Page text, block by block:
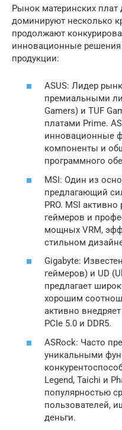
Рынок материнских
доминируют несколько
продолжают
инновационные
продукции:
ASUS: Лидер
премиальными
Gamers) и TUF
платами Prime.
инновационные
компоненты и
программного
MSI: Один из
предлагающий
PRO. MSI
геймеров и
мощных VRM,
стильном
Gigabyte:
геймеров) и UD
предлагает
хорошим
активно
PCIe 5.0 и DDR5.
ASRock: Часто
уникальными
Legend, Taichi и
популярностью
пользователей,
деньги.